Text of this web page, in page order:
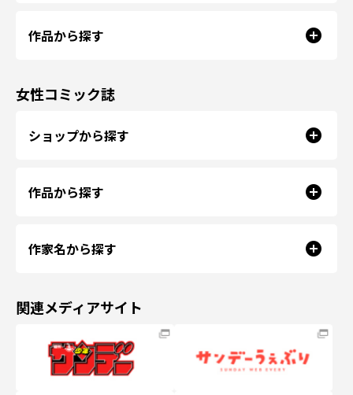
作品から探す
女性コミック誌
ショップから探す
作品から探す
作家名から探す
関連メディアサイト